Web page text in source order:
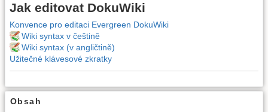
Jak editovat DokuWiki
Konvence pro editaci Evergreen DokuWiki
Wiki syntax v češtině
Wiki syntax (v angličtině)
Užitečné klávesové zkratky
Obsah